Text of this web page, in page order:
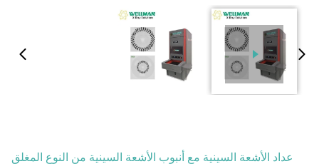
عداد الأشعة السينية مع أنبوب الأشعة السينية من النوع المغلق